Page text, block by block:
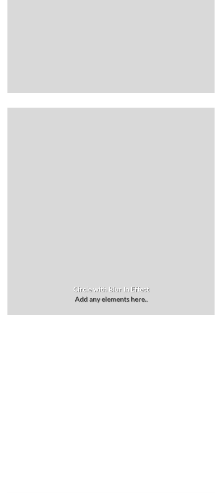
Circle with Blur In Effect
Add any elements here..